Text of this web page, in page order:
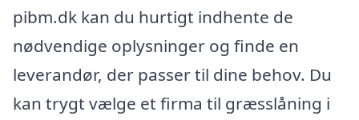
pibm.dk kan du hurtigt indhente de
nødvendige oplysninger og finde en
leverandør, der passer til dine behov. Du
kan trygt vælge et firma til græsslåning i